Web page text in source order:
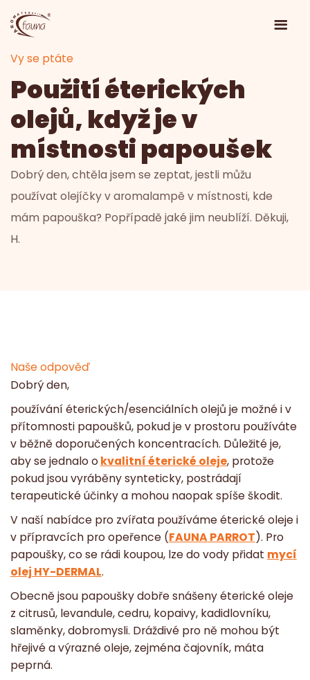
Vy se ptáte
Použití éterických
olejů, když je v
místnosti papoušek
Dobrý den, chtěla jsem se zeptat, jestli můžu
používat olejíčky v aromalampě v místnosti, kde
mám papouška? Popřípadě jaké jim neublíží. Děkuji,
H.
Naše odpověď
Dobrý den,
používání éterických/esenciálních olejů je možné i v
přítomnosti papoušků, pokud je v prostoru používáte
v běžně doporučených koncentracích. Důležité je,
aby se jednalo okvalitní éterické oleje, protože
pokud jsou vyráběny synteticky, postrádají
terapeutické účinky a mohou naopak spíše škodit.
V naší nabídce pro zvířata používáme éterické oleje i
v přípravcích pro opeřence (FAUNA PARROT). Pro
papoušky, co se rádi koupou, lze do vody přidat mycí
olej HY-DERMAL.
Obecně jsou papoušky dobře snášeny éterické oleje
z citrusů, levandule, cedru, kopaivy, kadidlovníku,
slaměnky, dobromysli. Dráždivé pro ně mohou být
hřejivé a výrazné oleje, zejména čajovník, máta
peprná.